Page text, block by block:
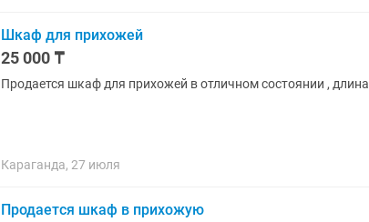
Шкаф для прихожей
25 000 ₸
Продается шкаф для прихожей в отличном состоянии ,
Караганда, 27 июля
Продается шкаф в прихожую